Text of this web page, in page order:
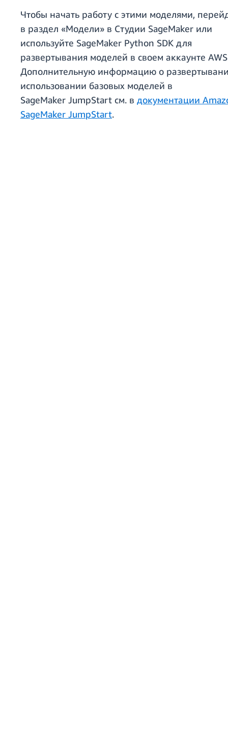
Чтобы начать работу с этими моделями,
в раздел «Модели» в Студии SageMaker или
используйте SageMaker Python SDK для
развертывания моделей в своем аккаунте
Дополнительную информацию о
использовании базовых моделей в
SageMaker JumpStart см. в документации
SageMaker JumpStart.